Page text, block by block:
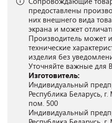
предоставлены
них внешнего вида
экрана и может
Производитель может
технические
изделия без
Уточняйте важные для
Изготовитель:
Индивидуальный
Республика Беларусь,
пом. 500
Индивидуальный